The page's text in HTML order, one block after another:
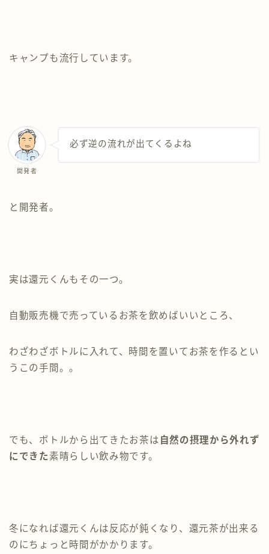
キャンプも流行しています。
開発者
必ず逆の流れが出てくるよね
と開発者。
実は還元くんもその一つ。
自動販売機で売っているお茶を飲めばいいところ、
わざわざボトルに入れて、時間を置いてお茶を作るとい
うこの手間。。
でも、ボトルから出てきたお茶は 自然の摂理から外れず
にできた 素晴らしい飲み物です。
冬になれば還元くんは反応が鈍くなり、還元茶が出来る
のにちょっと時間がかかります。